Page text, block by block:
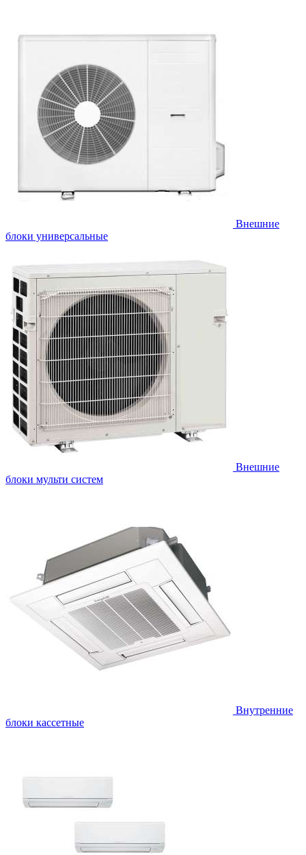
Внешние
блоки универсальные
Внешние
блоки мульти систем
Внутренние
блоки кассетные